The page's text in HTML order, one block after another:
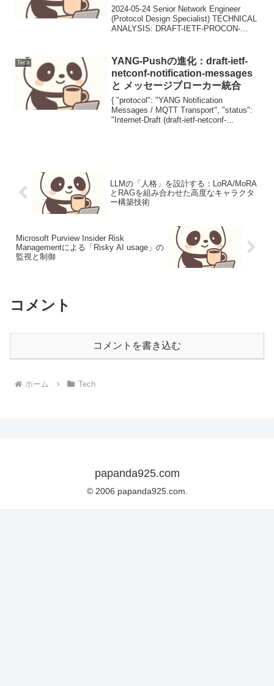
2024-05-24 Senior Network Engineer
(Protocol Design Specialist) TECHNICAL
ANALYSIS: DRAFT-IETF-PROCON-
Tech
YANG-Pushの進化：draft-ietf-
netconf-notification-messages
と メッセージブローカー統合
{ "protocol": "YANG Notification
Messages / MQTT Transport", "status":
"Internet-Draft (draft-ietf-netconf-
LLMの「人格」を設計する：LoRA/MoRA
とRAGを組み合わせた高度なキャラクタ
ー構築技術
Microsoft Purview Insider Risk
Managementによる「Risky AI usage」の
監視と制御
コメント
コメントを書き込む
ホーム Tech
papanda925.com
© 2006 papanda925.com.